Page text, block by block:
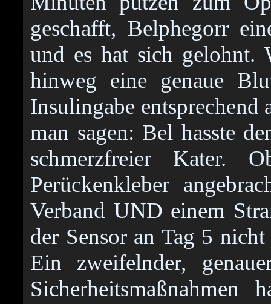
geschafft, Belphegorr
und es hat sich gelohnt.
hinweg eine genaue
Insulingabe entsprechend
man sagen: Bel hasste
schmerzfreier Kater.
Perückenkleber
Verband UND einem
der Sensor an Tag 5
Ein zweifelnder,